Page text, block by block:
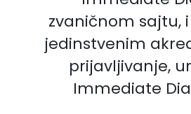
zvaničnom sajtu,
jedinstvenim
prijavljivanje,
Immediate